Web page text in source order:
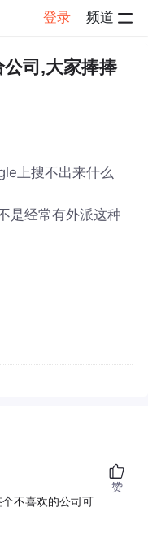
登录 频道
司,大家捧捧
上搜不出来什么
是经常有外派这种
不喜欢的公司可
赞